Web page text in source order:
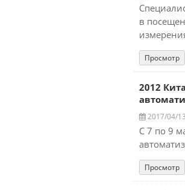
в
Просмотр
2012
2017/04/13
С 7 по 9
Просмотр